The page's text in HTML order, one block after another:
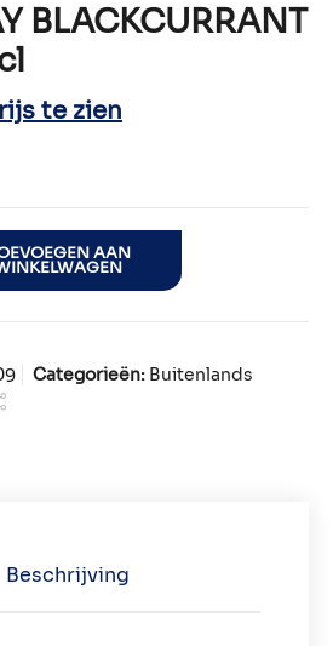
BLACKCURRANT
te zien
ROYALE 70cl
AAN
Categorieën: Buitenlands
Beschrijving